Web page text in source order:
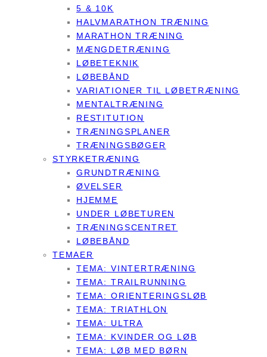
5 & 10K
HALVMARATHON TRÆNING
MARATHON TRÆNING
MÆNGDETRÆNING
LØBETEKNIK
LØBEBÅND
VARIATIONER TIL LØBETRÆNING
MENTALTRÆNING
RESTITUTION
TRÆNINGSPLANER
TRÆNINGSBØGER
STYRKETRÆNING
GRUNDTRÆNING
ØVELSER
HJEMME
UNDER LØBETUREN
TRÆNINGSCENTRET
LØBEBÅND
TEMAER
TEMA: VINTERTRÆNING
TEMA: TRAILRUNNING
TEMA: ORIENTERINGSLØB
TEMA: TRIATHLON
TEMA: ULTRA
TEMA: KVINDER OG LØB
TEMA: LØB MED BØRN